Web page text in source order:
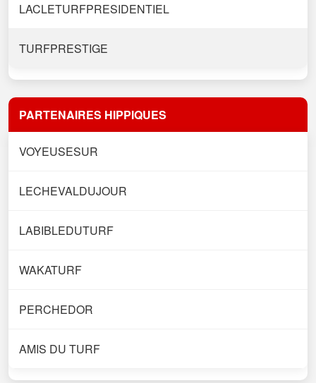
LACLETURFPRESIDENTIEL
TURFPRESTIGE
PARTENAIRES HIPPIQUES
VOYEUSESUR
LECHEVALDUJOUR
LABIBLEDUTURF
WAKATURF
PERCHEDOR
AMIS DU TURF